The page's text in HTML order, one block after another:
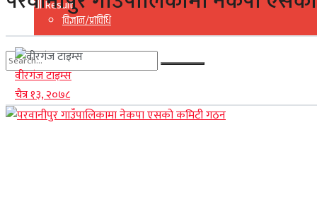
विज्ञान/प्राविधि
No Result
View All Result
View All Result
वीरगंज टाइम्स
चैत्र १३, २०७८